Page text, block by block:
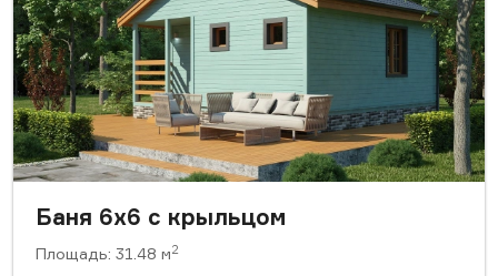
Баня 6x6 с крыльцом
Площадь: 31.48 м2